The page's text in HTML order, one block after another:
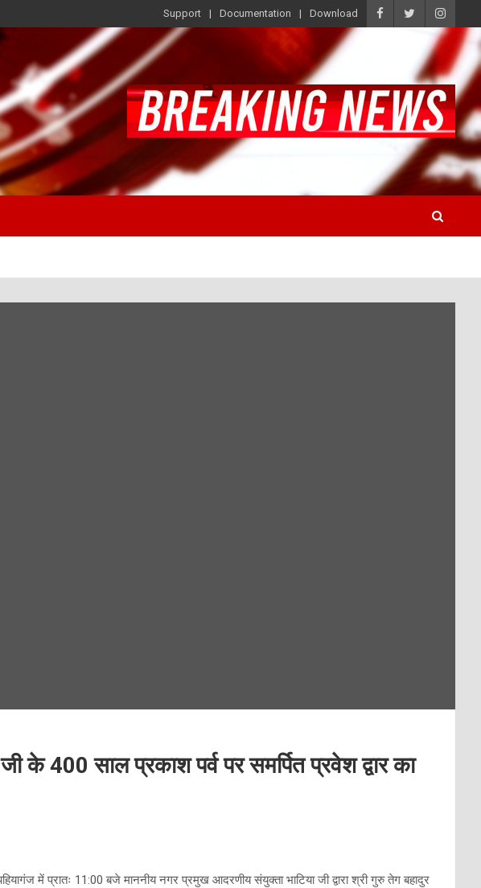
Support Documentation Download
के 400 साल प्रकाश पर्व पर समर्पित प्रवेश द्वार का
में प्रातः 11:00 बजे माननीय नगर प्रमुख आदरणीय संयुक्ता भाटिया जी द्वारा श्री गुरु तेग बहादुर